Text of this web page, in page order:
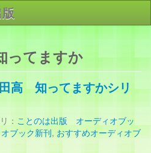
わせ
検索
ってますか
知ってますかシリ
： ことのは出版 オーディオブッ
ブック新刊, おすすめオーディオブ